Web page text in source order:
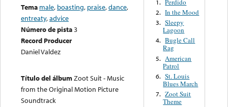
Tema male, boasting, praise,dance,
entreaty,advice
Número de pista3
Record Producer
Daniel Valdez
Título del álbumZoot Suit - Music
from the Original Motion Picture
Soundtrack
1. Perdido
2. In the Mood
3. Sleepy
Lagoon
4. Bugle Call
Rag
5. American
Patrol
6. St. Louis
Blues March
7. Zoot Suit
Theme